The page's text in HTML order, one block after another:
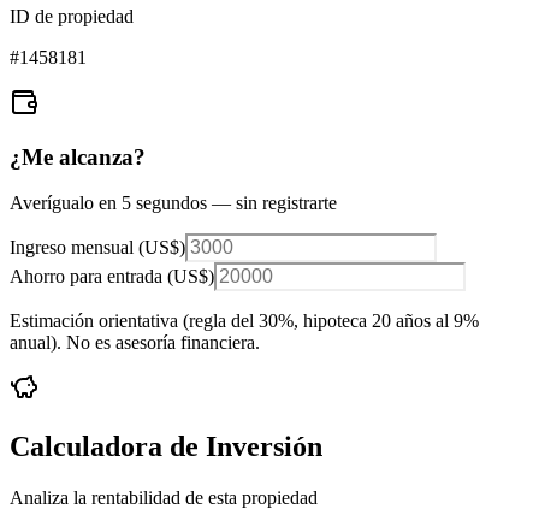
ID de propiedad
#1458181
¿Me alcanza?
Averígualo en 5 segundos — sin registrarte
Ingreso mensual (US$)
Ahorro para entrada (US$)
Estimación orientativa (regla del 30%, hipoteca 20 años al 9%
anual). No es asesoría financiera.
Calculadora de Inversión
Analiza la rentabilidad de esta propiedad